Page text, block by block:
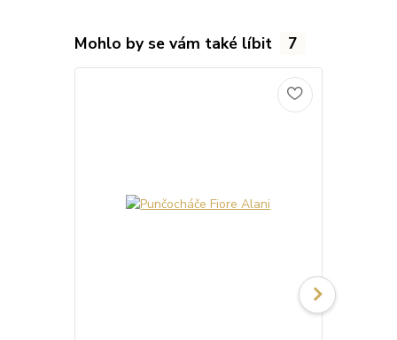
Mohlo by se vám také líbit 7